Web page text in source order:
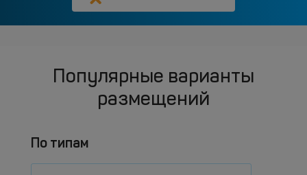
Популярные варианты
размещений
По типам